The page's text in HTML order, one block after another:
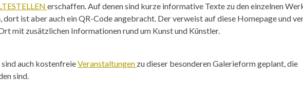
erschaffen. Auf denen sind kurze informative Texte zu den einzelnen
dort ist aber auch ein QR-Code angebracht. Der verweist auf diese Homepage und
mit zusätzlichen Informationen rund um Kunst und Künstler.
auch kostenfreieVeranstaltungen zu dieser besonderen Galerieform geplant, die
sind.